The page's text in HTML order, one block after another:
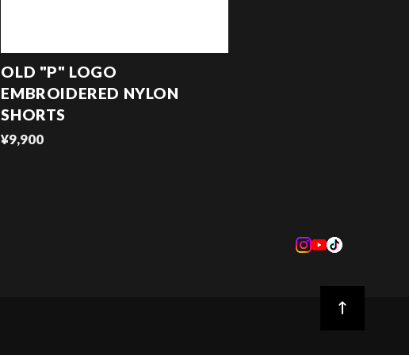
OLD "P" LOGO
EMBROIDERED NYLON
SHORTS
¥9,900